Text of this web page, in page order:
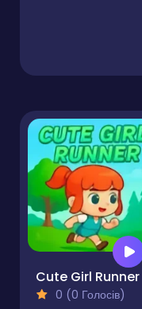
Cute Girl Runner
0 (0 Голосів)